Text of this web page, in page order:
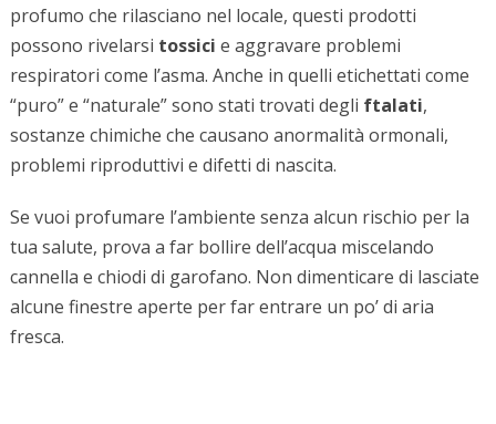
profumo che rilasciano nel locale, questi prodotti
possono rivelarsi tossici e aggravare problemi
respiratori come l’asma. Anche in quelli etichettati come
“puro” e “naturale” sono stati trovati degli ftalati,
sostanze chimiche che causano anormalità ormonali,
problemi riproduttivi e difetti di nascita.
Se vuoi profumare l’ambiente senza alcun rischio per la
tua salute, prova a far bollire dell’acqua miscelando
cannella e chiodi di garofano. Non dimenticare di lasciate
alcune finestre aperte per far entrare un po’ di aria
fresca.